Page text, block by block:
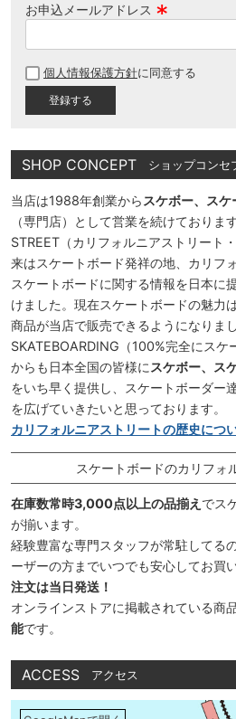
お申込メールアドレス
須
個人情報保護方針に同意する
SHOP CONCEPT ショップコンセ
当店は1988年創業から スケボー、スケ
（専門店）として営業を続けておりま
STREET（カリフォルニアストリート
来はスケートボード発祥の地、カリフ
スケートボードに関する情報を日本に
けました。現在スケートボードの魅力
商品が当店で販売できるようになりま
SKATEBOARDING（100%完全にスケ
からも日本全国の皆様に スケボー、ス
をいち早く提供し、スケートボーダー
を広げていきたいと思っております。
カリフォルニアストリートの歴史につ
スケートボードのカリフォ
在庫数常時3,000点以上の品揃え でス
が揃います。
経験豊富な専門スタッフが常駐してる
ーザーの方までいつでも安心してお買
注文は当日発送！
オンラインストアに掲載されている商
能です。
ACCESS アクセス